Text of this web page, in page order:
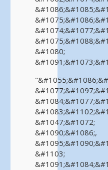
&#1080;
&#1047;&#1072;
&#1090;&#1086;,
&#1103;